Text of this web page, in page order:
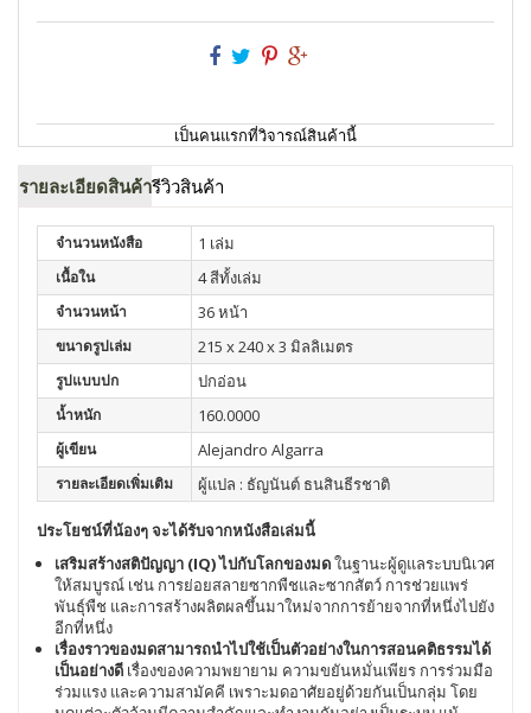
เป็นคนแรกที่วิจารณ์สินค้านี้
รายละเอียดสินค้ารีวิวสินค้า
จำนวนหนังสือ 1 เล่ม
เนื้อใน 4 สีทั้งเล่ม
จำนวนหน้า 36 หน้า
ขนาดรูปเล่ม 215 x 240 x 3 มิลลิเมตร
รูปแบบปก ปกอ่อน
น้ำหนัก 160.0000
ผู้เขียน Alejandro Algarra
รายละเอียดเพิ่มเติม ผู้แปล : ธัญนันต์ ธนสินธีรชาติ
ประโยชน์ที่น้องๆ จะได้รับจากหนังสือเล่มนี้
เสริมสร้างสติปัญญา (IQ) ไปกับโลกของมดในฐานะผู้ดูแลระบบนิเวศ
ให้สมบูรณ์ เช่น การย่อยสลายซากพืชและซากสัตว์ การช่วยแพร่
พันธุ์พืช และการสร้างผลิตผลขึ้นมาใหม่จากการย้ายจากที่หนึ่งไปยัง
อีกที่หนึ่ง
เรื่องราวของมดสามารถนำไปใช้เป็นตัวอย่างในการสอนคติธรรมได้
เป็นอย่างดี เรื่องของความพยายาม ความขยันหมั่นเพียร การร่วมมือ
ร่วมแรง และความสามัคคี เพราะมดอาศัยอยู่ด้วยกันเป็นกลุ่ม โดย